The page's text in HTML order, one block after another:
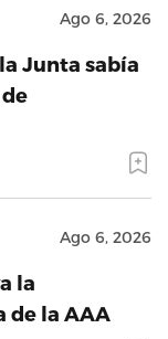
Ago 6, 2026
Junta sabía
Ago 6, 2026
la
de la AAA